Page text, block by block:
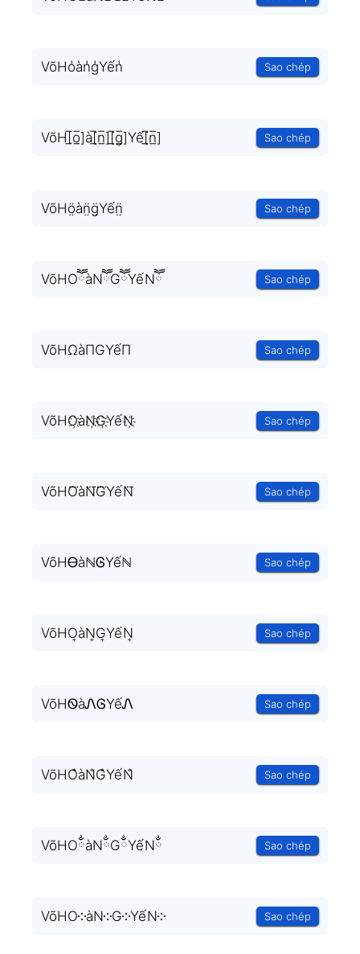
VõHo̾àn̾g̾Yến̾ Sao chép
VõH[̲̅o̲̅]à[̲̅n̲̅][̲̅g̲̅]Yế[̲̅n̲̅] Sao chép
VõHö̤àn̤̈g̤̈Yến̤̈ Sao chép
VõHOཽàNཽGཽYếNཽ Sao chép
VõHΩàΠGYếΠ Sao chép
VõHO҉àN҉G҉YếN҉ Sao chép
VõHO⃜àN⃜G⃜YếN⃜ Sao chép
VõHᎾàℕᎶYếℕ Sao chép
VõHO͎àN͎G͎YếN͎ Sao chép
VõHᏫàᏁᎶYếᏁ Sao chép
VõHO̐àN̐G̐YếN̐ Sao chép
VõHOྂàNྂGྂYếNྂ Sao chép
VõHO༶àN༶G༶YếN༶ Sao chép